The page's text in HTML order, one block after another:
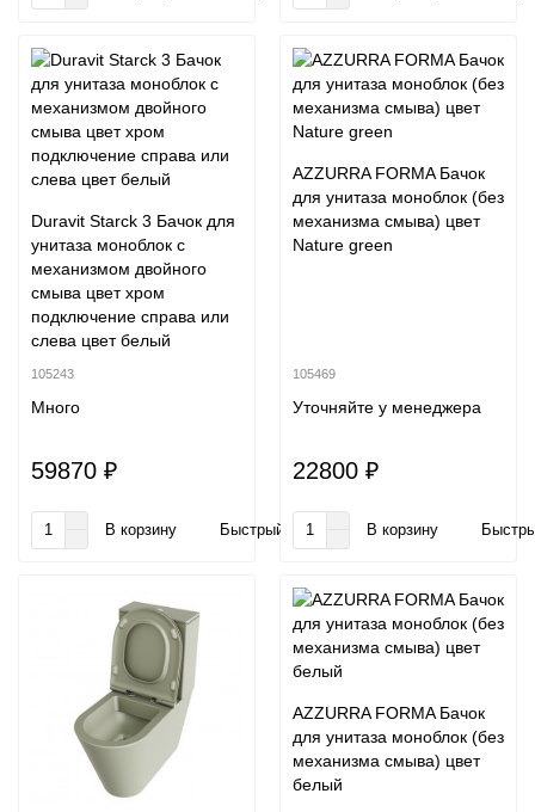
Duravit Starck 3 Бачок для
унитаза моноблок с
механизмом двойного
смыва цвет хром
подключение справа или
слева цвет белый
105243
Много
59870 ₽
В корзину Быстрый заказ
AZZURRA FORMA Бачок
для унитаза моноблок (без
механизма смыва) цвет
Nature green
105469
Уточняйте у менеджера
22800 ₽
В корзину
AZZURRA FORMA Бачок
для унитаза моноблок (без
механизма смыва) цвет
белый